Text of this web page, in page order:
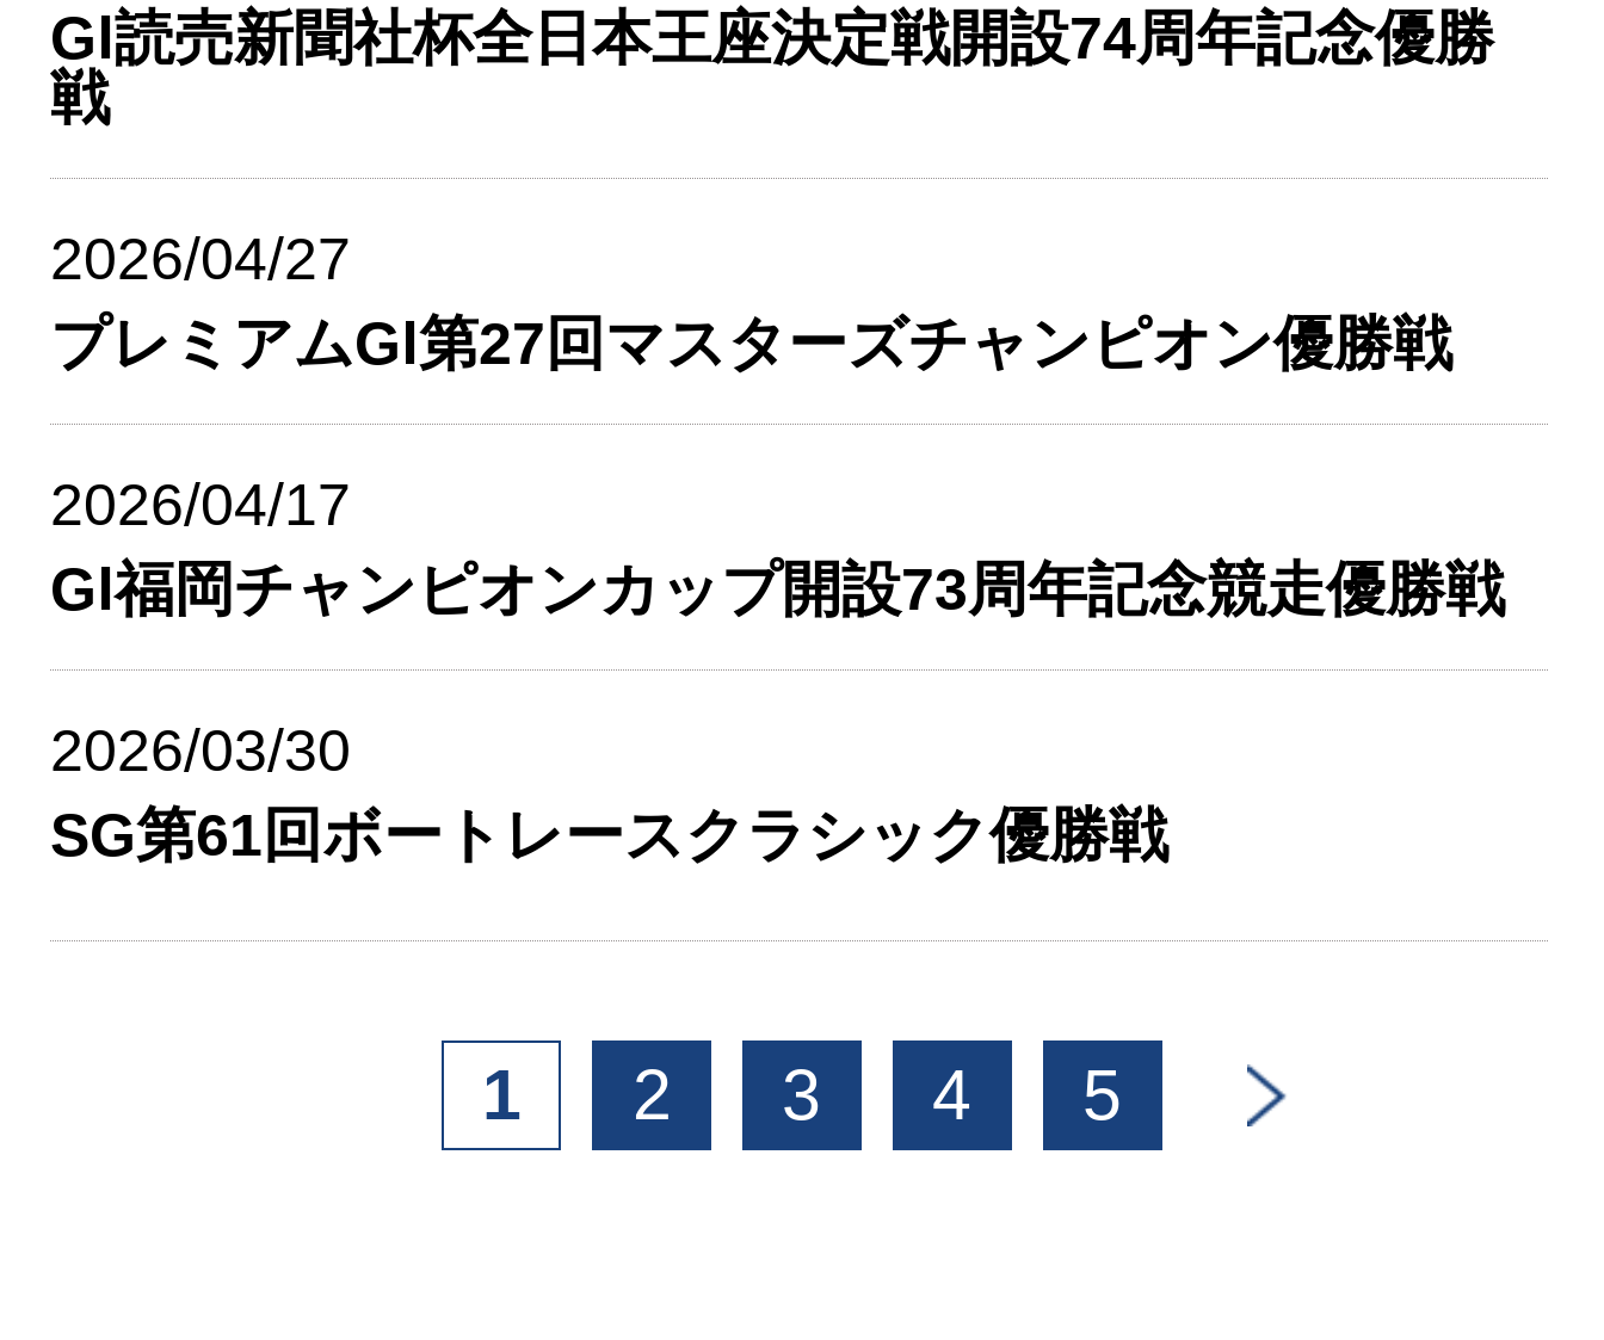
GⅠ読売新聞社杯全日本王座決定戦開設74周年記念優勝
戦
2026/04/27
プレミアムGⅠ第27回マスターズチャンピオン優勝戦
2026/04/17
GⅠ福岡チャンピオンカップ開設73周年記念競走優勝戦
2026/03/30
SG第61回ボートレースクラシック優勝戦
1 2 3 4 5 >